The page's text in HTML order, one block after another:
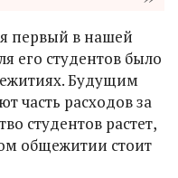
первый в нашей
его студентов было
Будущим
часть расходов за
студентов растет,
общежитии стоит